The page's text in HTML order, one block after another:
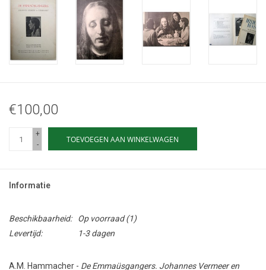
€100,00
+
-
TOEVOEGEN AAN WINKELWAGEN
Informatie
Beschikbaarheid: Op voorraad(1)
Levertijd:
1-3 dagen
A.M. Hammacher - De Emmaüsgangers. Johannes Vermeer en